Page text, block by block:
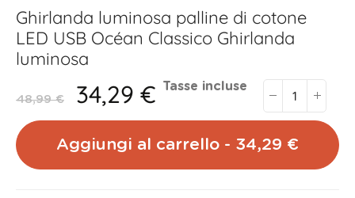
Ghirlanda luminosa palline di cotone
LED USB Océan Classico Ghirlanda
luminosa
48,99 € 34,29 € Tasse incluse
Aggiungi al carrello - 34,29 €